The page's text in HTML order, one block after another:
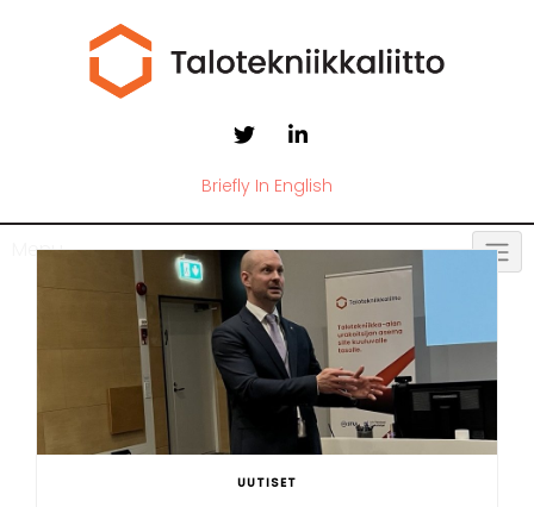
Briefly In English
Menu
UUTISET